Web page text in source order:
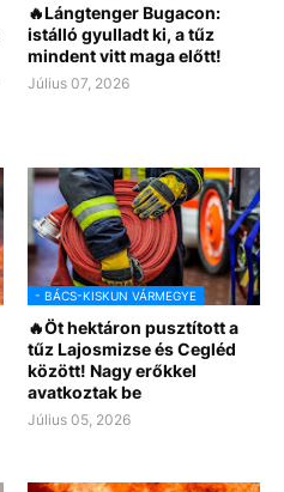
🔥Lángtenger Bugacon:
istálló gyulladt ki, a tűz
mindent vitt maga előtt!
Július 07, 2026
- BÁCS-KISKUN VÁRMEGYE
🔥Öt hektáron pusztított a
tűz Lajosmizse és Cegléd
között! Nagy erőkkel
avatkoztak be
Július 05, 2026